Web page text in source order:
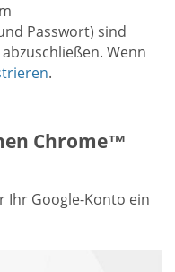
Passwort) sind
Wenn
.
Chrome™
Ihr Google-Konto ein